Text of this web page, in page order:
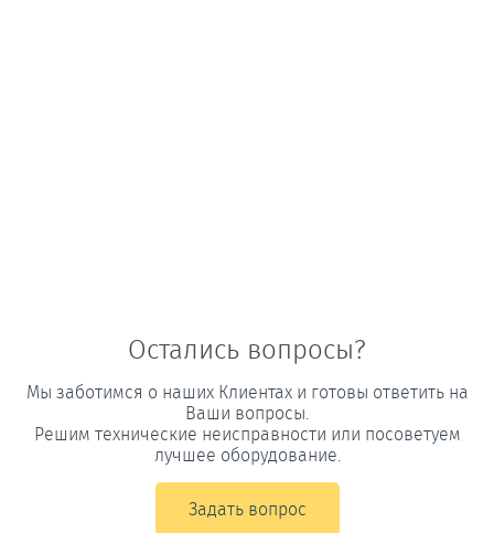
Остались вопросы?
Мы заботимся о наших Клиентах и готовы ответить на
Ваши вопросы.
Решим технические неисправности или посоветуем
лучшее оборудование.
Задать вопрос